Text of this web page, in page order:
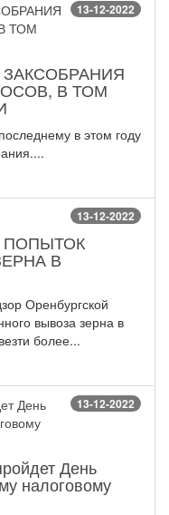
13-12-2022
В ТОМ
в этом году
13-12-2022
ПОПЫТОК
В
Оренбургской
вывоза зерна в
более...
13-12-2022
День
налоговому